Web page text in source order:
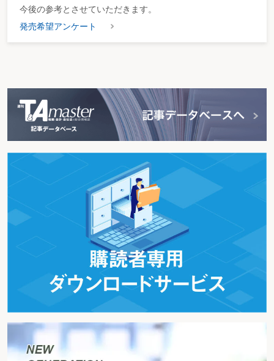
廃棄製品の不正転売や不法投棄を防止するため、排出事業者が注意する点は
積替え保管場所への持込みは可能か
過積載を強要する荷主の行政処分とは
お祭りやイベントで不法投棄されたごみの撤去責任は誰か
太陽光発電設備は誰が排出事業者となるか
下請業者が建設現場に建設廃棄物を保管する場合、誰が排出事業者とみなされ
（許 可）
リサイクルを目的とする産業廃棄物のみを収集・運搬等する者も産業廃棄物処
理業の許可が必要か
許可申請書において提出する書類を省略できる場合とは
原料としての使用を目的とする産業廃棄物の運搬業者および処理業者は許可を
要するか
「指定制度・認定制度で許可が要らない」という業者は認められているか
「熱回収施設設置者認定制度」の認定を受けるとどのようなメリットがあるか
産業廃棄物の処理についての試験研究を行う場合は、処理業の許可はいるのか
変更許可を受けずに取扱数量の変更や処分場の増設を行ったら
許可を受けずに事業の範囲を変更したら
収集運搬業の許可を受けずに産業廃棄物の保管・積替えの作業のみを行ったら
産業廃棄物のコンテナ輸送中の積替え、保管場所の提供は、収集運搬業の許可
産業廃棄物収集運搬業許可における登録車両の条件とは
産業廃棄物処理業の許可を他県で取得する場合は
無許可で収集運搬業を行った業者が、他県で無許可で収集事業範囲を変更した
ときの罪は
産業廃棄物処理許可事業者が合併したら
今後の参考とさせていただきます。
発売希望アンケート